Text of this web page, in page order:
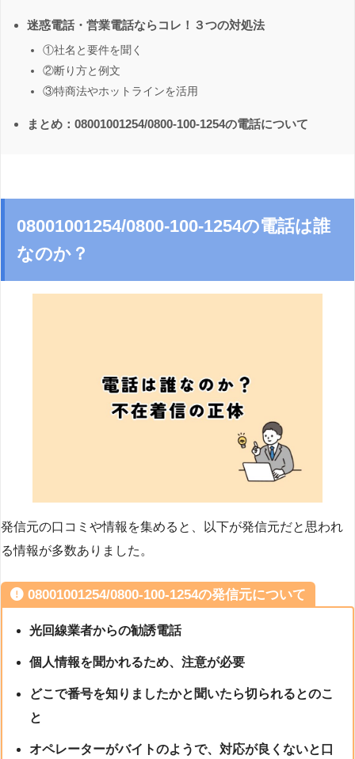
迷惑電話・営業電話ならコレ！３つの対処法
①社名と要件を聞く
②断り方と例文
③特商法やホットラインを活用
まとめ：08001001254/0800-100-1254の電話について
08001001254/0800-100-1254の電話は誰
なのか？
発信元の口コミや情報を集めると、以下が発信元だと思われ
る情報が多数ありました。
08001001254/0800-100-1254の発信元について
光回線業者からの勧誘電話
個人情報を聞かれるため、注意が必要
どこで番号を知りましたかと聞いたら切られるとのこ
と
オペレーターがバイトのようで、対応が良くないと口